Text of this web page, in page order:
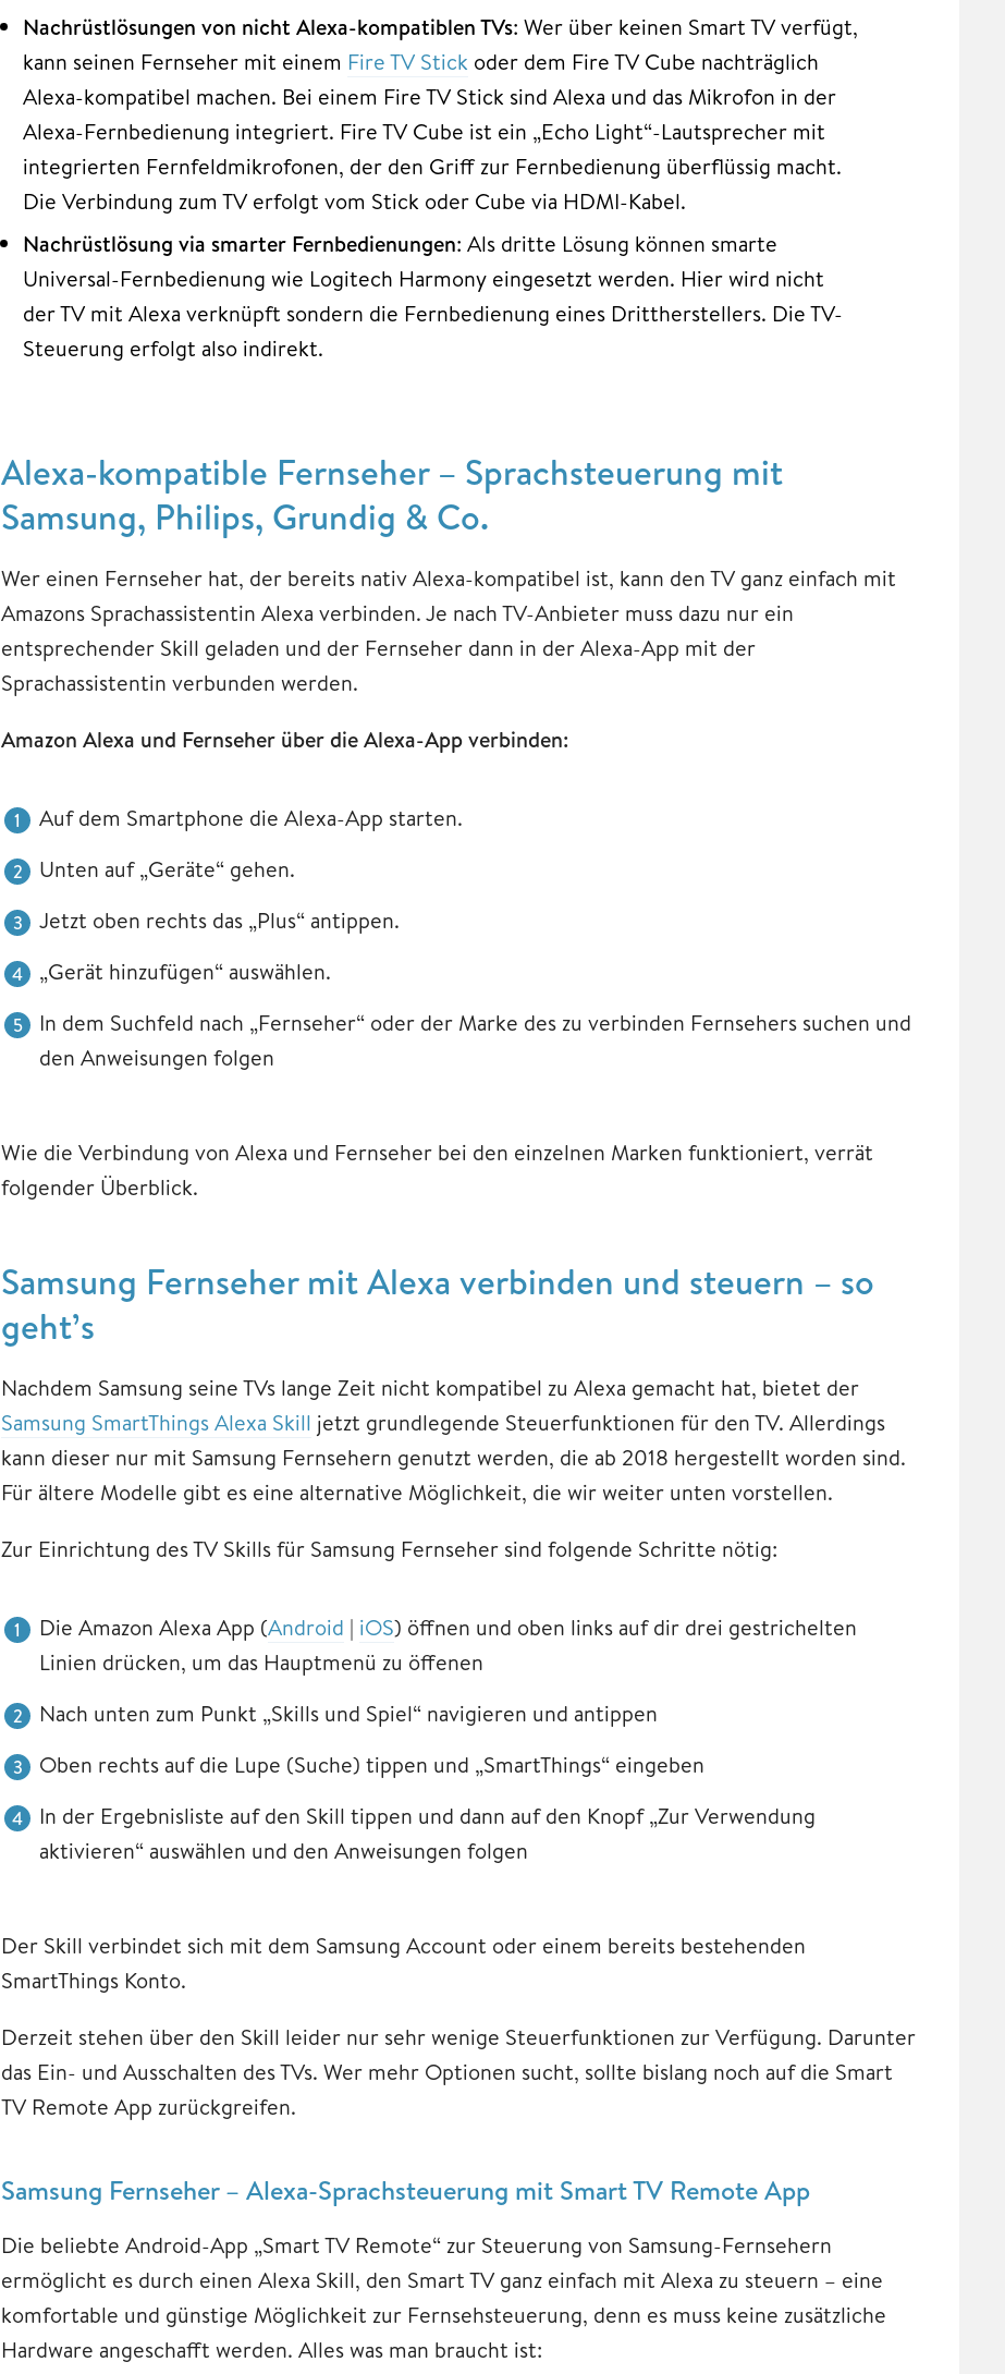
Nachrüstlösungen von nicht Alexa-kompatiblen TVs: Wer über keinen Smart TV verfügt,
kann seinen Fernseher mit einem Fire TV Stick oder dem Fire TV Cube nachträglich
Alexa-kompatibel machen. Bei einem Fire TV Stick sind Alexa und das Mikrofon in der
Alexa-Fernbedienung integriert. Fire TV Cube ist ein „Echo Light“-Lautsprecher mit
integrierten Fernfeldmikrofonen, der den Griff zur Fernbedienung überflüssig macht.
Die Verbindung zum TV erfolgt vom Stick oder Cube via HDMI-Kabel.
Nachrüstlösung via smarter Fernbedienungen: Als dritte Lösung können smarte
Universal-Fernbedienung wie Logitech Harmony eingesetzt werden. Hier wird nicht
der TV mit Alexa verknüpft sondern die Fernbedienung eines Drittherstellers. Die TV-
Steuerung erfolgt also indirekt.
Alexa-kompatible Fernseher – Sprachsteuerung mit
Samsung, Philips, Grundig & Co.
Wer einen Fernseher hat, der bereits nativ Alexa-kompatibel ist, kann den TV ganz einfach mit
Amazons Sprachassistentin Alexa verbinden. Je nach TV-Anbieter muss dazu nur ein
entsprechender Skill geladen und der Fernseher dann in der Alexa-App mit der
Sprachassistentin verbunden werden.
Amazon Alexa und Fernseher über die Alexa-App verbinden:
Auf dem Smartphone die Alexa-App starten.
Unten auf „Geräte“ gehen.
Jetzt oben rechts das „Plus“ antippen.
„Gerät hinzufügen“ auswählen.
In dem Suchfeld nach „Fernseher“ oder der Marke des zu verbinden Fernsehers suchen und
den Anweisungen folgen
Wie die Verbindung von Alexa und Fernseher bei den einzelnen Marken funktioniert, verrät
folgender Überblick.
Samsung Fernseher mit Alexa verbinden und steuern – so
geht’s
Nachdem Samsung seine TVs lange Zeit nicht kompatibel zu Alexa gemacht hat, bietet der
Samsung SmartThings Alexa Skill jetzt grundlegende Steuerfunktionen für den TV. Allerdings
kann dieser nur mit Samsung Fernsehern genutzt werden, die ab 2018 hergestellt worden sind.
Für ältere Modelle gibt es eine alternative Möglichkeit, die wir weiter unten vorstellen.
Zur Einrichtung des TV Skills für Samsung Fernseher sind folgende Schritte nötig:
Die Amazon Alexa App (Android | iOS) öffnen und oben links auf dir drei gestrichelten
Linien drücken, um das Hauptmenü zu öffenen
Nach unten zum Punkt „Skills und Spiel“ navigieren und antippen
Oben rechts auf die Lupe (Suche) tippen und „SmartThings“ eingeben
In der Ergebnisliste auf den Skill tippen und dann auf den Knopf „Zur Verwendung
aktivieren“ auswählen und den Anweisungen folgen
Der Skill verbindet sich mit dem Samsung Account oder einem bereits bestehenden
SmartThings Konto.
Derzeit stehen über den Skill leider nur sehr wenige Steuerfunktionen zur Verfügung. Darunter
das Ein- und Ausschalten des TVs. Wer mehr Optionen sucht, sollte bislang noch auf die Smart
TV Remote App zurückgreifen.
Samsung Fernseher – Alexa-Sprachsteuerung mit Smart TV Remote App
Die beliebte Android-App „Smart TV Remote“ zur Steuerung von Samsung-Fernsehern
ermöglicht es durch einen Alexa Skill, den Smart TV ganz einfach mit Alexa zu steuern – eine
komfortable und günstige Möglichkeit zur Fernsehsteuerung, denn es muss keine zusätzliche
Hardware angeschafft werden. Alles was man braucht ist: